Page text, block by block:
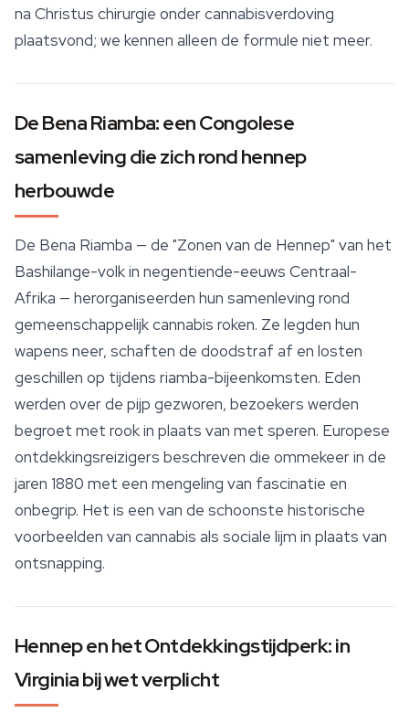
na Christus chirurgie onder cannabisverdoving
plaatsvond; we kennen alleen de formule niet meer.
De Bena Riamba: een Congolese
samenleving die zich rond hennep
herbouwde
De Bena Riamba — de "Zonen van de Hennep" van het
Bashilange-volk in negentiende-eeuws Centraal-
Afrika — herorganiseerden hun samenleving rond
gemeenschappelijk cannabis roken. Ze legden hun
wapens neer, schaften de doodstraf af en losten
geschillen op tijdens riamba-bijeenkomsten. Eden
werden over de pijp gezworen, bezoekers werden
begroet met rook in plaats van met speren. Europese
ontdekkingsreizigers beschreven die ommekeer in de
jaren 1880 met een mengeling van fascinatie en
onbegrip. Het is een van de schoonste historische
voorbeelden van cannabis als sociale lijm in plaats van
ontsnapping.
Hennep en het Ontdekkingstijdperk: in
Virginia bij wet verplicht